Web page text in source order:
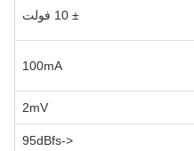
± 10 فولت
100mA
2mV
<-95dBfs